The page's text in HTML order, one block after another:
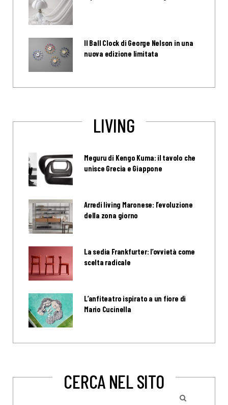
Il Ball Clock di George Nelson in una
nuova edizione limitata
LIVING
Meguru di Kengo Kuma: il tavolo che
unisce Grecia e Giappone
Arredi living Maronese: l’evoluzione
della zona giorno
La sedia Frankfurter: l’ovvietà come
scelta radicale
L’anfiteatro ispirato a un fiore di
Mario Cucinella
CERCA NEL SITO